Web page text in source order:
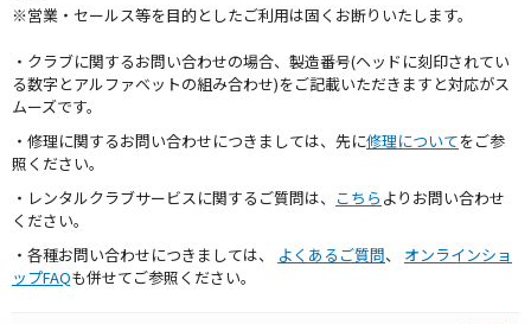
※営業・セールス等を目的としたご利用は固くお断りいたします。
・クラブに関するお問い合わせの場合、製造番号(ヘッドに刻印されてい
る数字とアルファベットの組み合わせ)をご記載いただきますと対応がス
ムーズです。
・修理に関するお問い合わせにつきましては、先に修理についてをご参
照ください。
・レンタルクラブサービスに関するご質問は、 こちら よりお問い合わせ
ください。
・各種お問い合わせにつきましては、
よくあるご質問、 オンラインショ
ップFAQも併せてご参照ください。